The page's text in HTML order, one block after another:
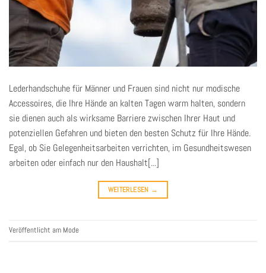
Lederhandschuhe für Männer und Frauen sind nicht nur modische
Accessoires, die Ihre Hände an kalten Tagen warm halten, sondern
sie dienen auch als wirksame Barriere zwischen Ihrer Haut und
potenziellen Gefahren und bieten den besten Schutz für Ihre Hände.
Egal, ob Sie Gelegenheitsarbeiten verrichten, im Gesundheitswesen
arbeiten oder einfach nur den Haushalt[...]
WEITERLESEN →
Veröffentlicht am Mode